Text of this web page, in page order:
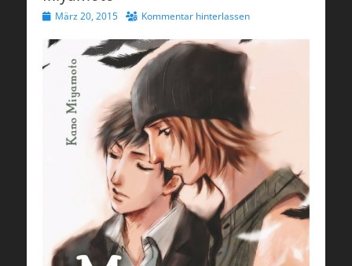
Veröffentlicht
März 20, 2015 Kommentar hinterlassen